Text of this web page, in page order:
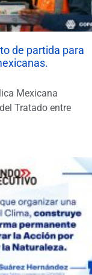
de partida para
Mexicana
Tratado entre